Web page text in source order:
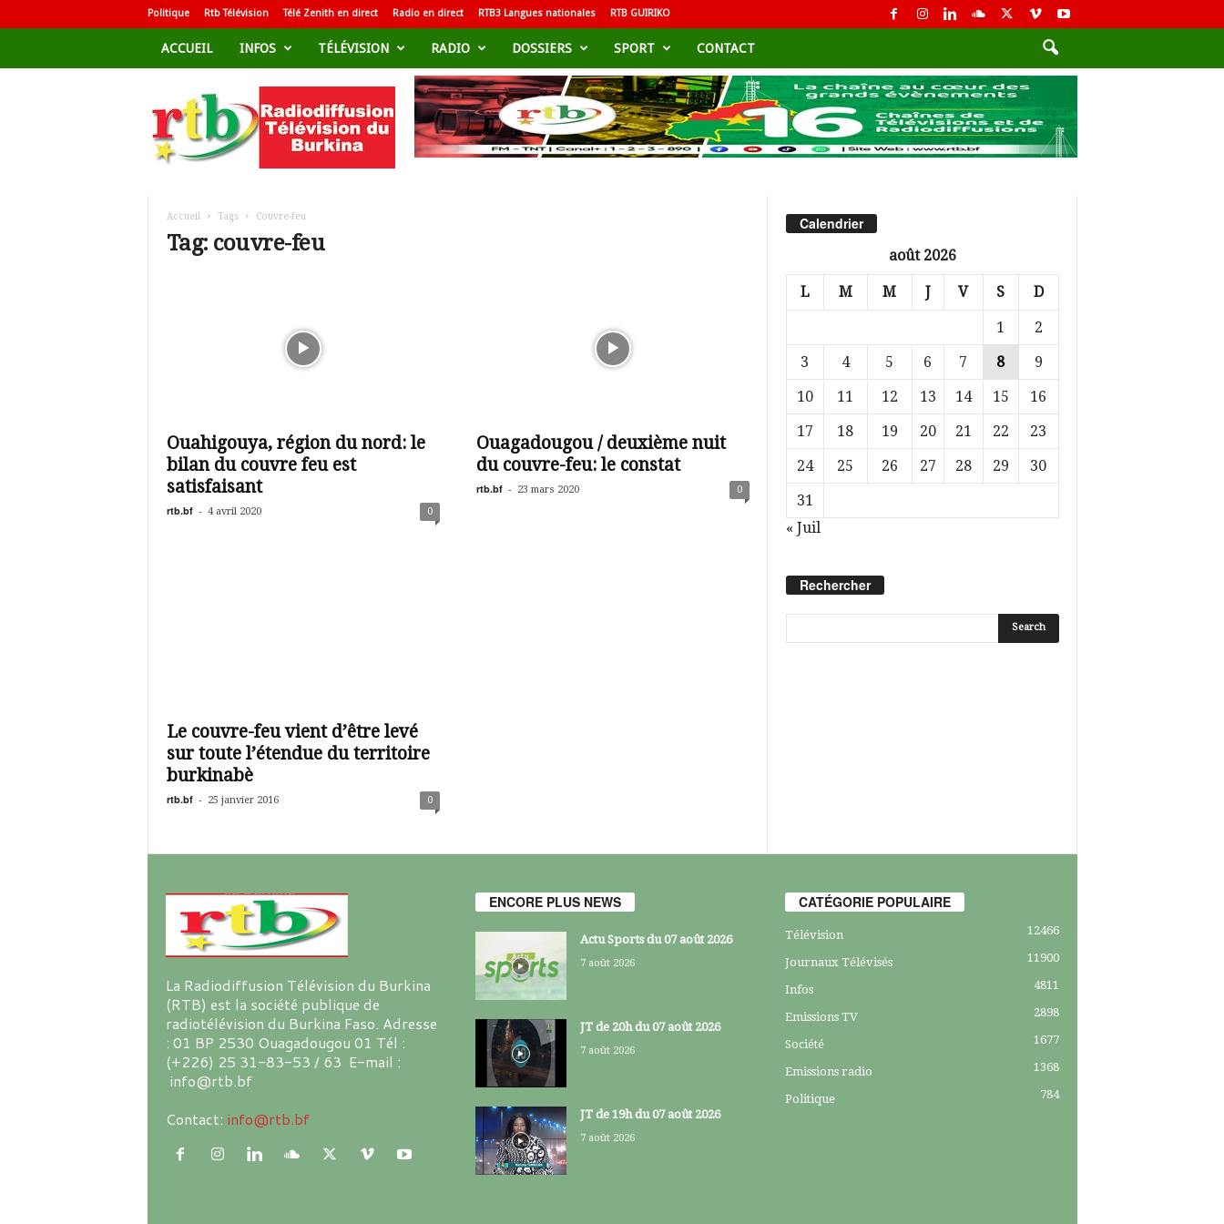
Politique Rtb Télévision Télé Zenith en direct Radio en direct RTB3 Langues nationales RTB GUIRIKO
ACCUEIL INFOS TÉLÉVISION RADIO DOSSIERS SPORT CONTACT
d
i
Accueil Tags Couvre-feu
Tag: couvre-feu
Ouahigouya, région du nord: le
bilan du couvre feu est
satisfaisant
rtb.bf - 4 avril 2020 0
Ouagadougou / deuxième nuit
du couvre-feu: le constat
rtb.bf - 23 mars 2020 0
Le couvre-feu vient d’être levé
sur toute l’étendue du territoire
burkinabè
rtb.bf - 25 janvier 2016 0
Calendrier
août 2026
L M M J V S D
1
2
3
4 5 6 7 8
9
10
11 12 13 14 15
16
17
18 19 20 21 22
23
24
25 26 27 28 29
30
31
« Juil
Rechercher
La Radiodiffusion Télévision du Burkina
(RTB) est la société publique de
radiotélévision du Burkina Faso. Adresse
: 01 BP 2530 Ouagadougou 01 Tél :
(+226) 25 31-83-53 / 63 E-mail :
info@rtb.bf
Contact: info@rtb.bf
ENCORE PLUS NEWS
Actu Sports du 07 août 2026
7 août 2026
JT de 20h du 07 août 2026
7 août 2026
JT de 19h du 07 août 2026
7 août 2026
CATÉGORIE POPULAIRE
Télévision 12466
Journaux Télévisés 11900
Infos 4811
Emissions TV 2898
Société 1677
Emissions radio 1368
Politique 784